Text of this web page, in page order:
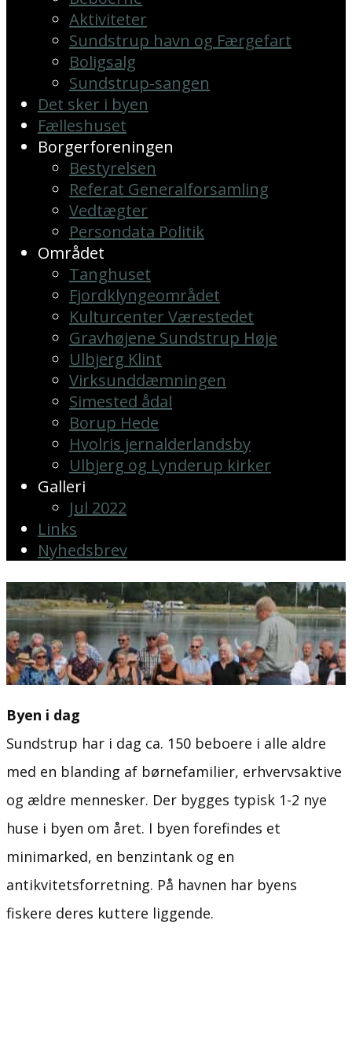
Aktiviteter
Sundstrup havn og Færgefart
Boligsalg
Sundstrup-sangen
Det sker i byen
Fælleshuset
Borgerforeningen
Bestyrelsen
Referat Generalforsamling
Vedtægter
Persondata Politik
Området
Tanghuset
Fjordklyngeområdet
Kulturcenter Værestedet
Gravhøjene Sundstrup Høje
Ulbjerg Klint
Virksunddæmningen
Simested ådal
Borup Hede
Hvolris jernalderlandsby
Ulbjerg og Lynderup kirker
Galleri
Jul 2022
Links
Nyhedsbrev
Byen i dag
Sundstrup har i dag ca. 150 beboere i alle aldre
med en blanding af børnefamilier, erhvervsaktive
og ældre mennesker. Der bygges typisk 1-2 nye
huse i byen om året. I byen forefindes et
minimarked, en benzintank og en
antikvitetsforretning. På havnen har byens
fiskere deres kuttere liggende.